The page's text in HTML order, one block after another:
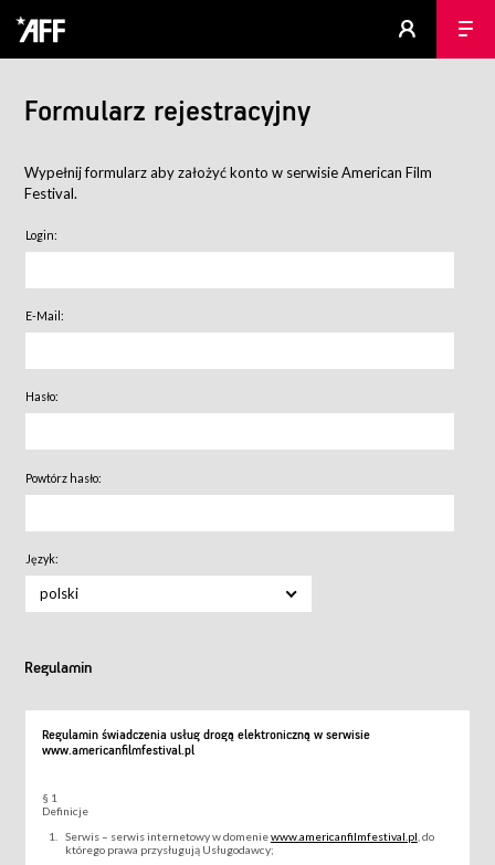
Formularz rejestracyjny
Wypełnij formularz aby założyć konto w serwisie American Film
Festival.
Login:
E-Mail:
Hasło:
Powtórz hasło:
Język:
polski
Regulamin
Regulamin świadczenia usług drogą elektroniczną w serwisie
www.americanfilmfestival.pl
§ 1
Definicje
Serwis – serwis internetowy w domeniewww.americanfilmfestival.pl , do
którego prawa przysługują Usługodawcy;